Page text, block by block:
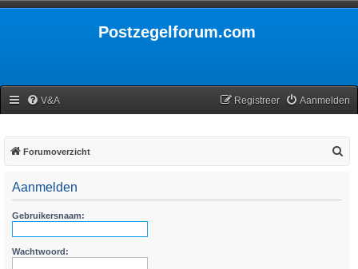
Postzegelforum.com
V&A Aanmelden
Registreer
Forumoverzicht
Aanmelden
Gebruikersnaam:
Wachtwoord: